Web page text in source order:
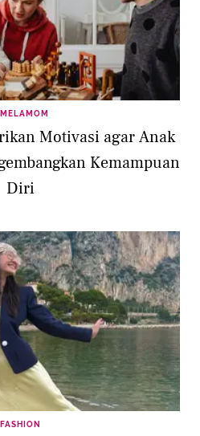
Motivasi agar Anak
Kemampuan
Diri
FASHION